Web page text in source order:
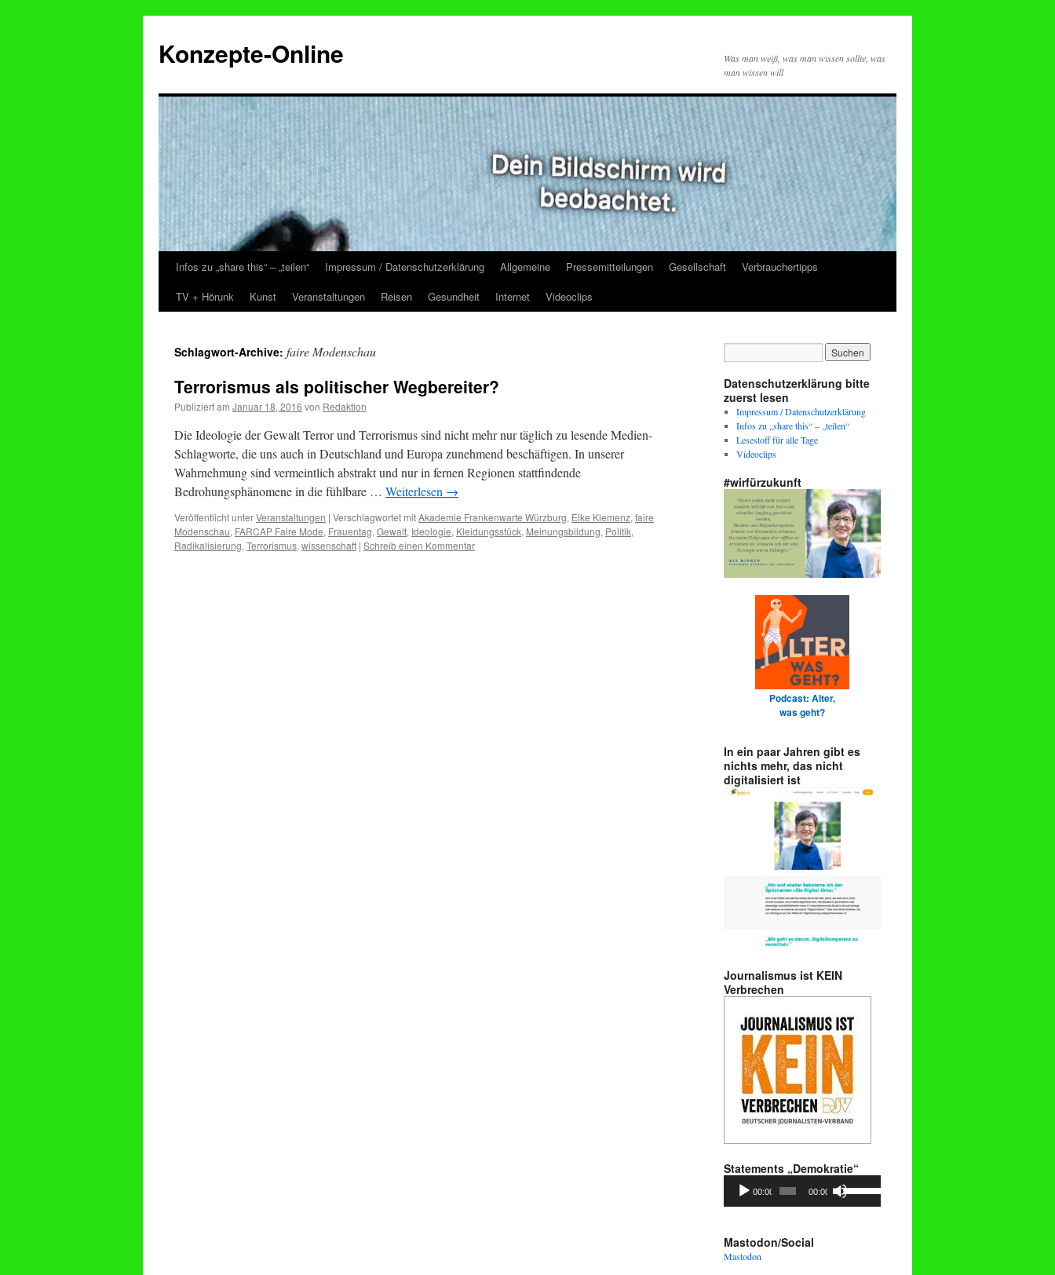
Konzepte-Online
Was man weiß, was man wissen sollte, was
man wissen will
Zum
Inhalt
Infos zu „share this“ – „teilen“ Impressum / Datenschutzerklärung Allgemeine Pressemitteilungen Gesellschaft
Verbrauchertipps
TV + Hörunk
Kunst Veranstaltungen Reisen Gesundheit Internet Videoclips
Schlagwort-Archive: faire Modenschau
Terrorismus als politischer Wegbereiter?
Publiziert am Januar 18, 2016 von Redaktion
Die Ideologie der Gewalt Terror und Terrorismus sind nicht mehr nur täglich zu lesende Medien-
Schlagworte, die uns auch in Deutschland und Europa zunehmend beschäftigen. In unserer
Wahrnehmung sind vermeintlich abstrakt und nur in fernen Regionen stattfindende
Bedrohungsphänomene in die fühlbare … Weiterlesen →
Veröffentlicht unterVeranstaltungen | Verschlagwortet mitAkademie Frankenwarte Würzburg, Elke Klemenz, faire
Modenschau, FARCAP Faire Mode, Frauentag, Gewalt, Ideologie, Kleidungsstück, Meinungsbildung, Politik,
Radikalisierung, Terrorismus, wissenschaft | Schreib einen Kommentar
Datenschutzerklärung bitte
zuerst lesen
Impressum / Datenschutzerklärung
Infos zu „share this“ – „teilen“
Lesestoff für alle Tage
Videoclips
#wirfürzukunft
Podcast: Alter,
was geht?
In ein paar Jahren gibt es
nichts mehr, das nicht
digitalisiert ist
Journalismus ist KEIN
Verbrechen
Statements „Demokratie“
Audio-
Player
00:00 00:00
Hoch/Runter
benutzen,
Mastodon/Social
Mastodon